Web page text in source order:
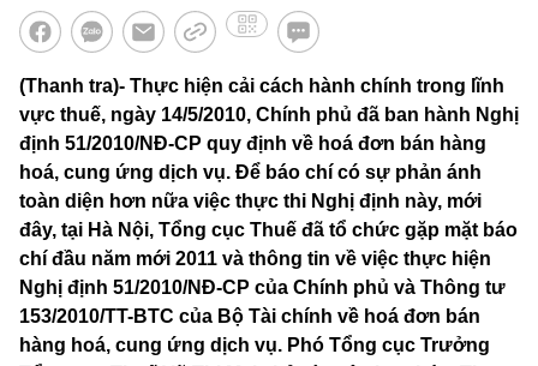
(Thanh tra)- Thực hiện cải cách hành chính trong lĩnh
vực thuế, ngày 14/5/2010, Chính phủ đã ban hành Nghị
định 51/2010/NĐ-CP quy định về hoá đơn bán hàng
hoá, cung ứng dịch vụ. Để báo chí có sự phản ánh
toàn diện hơn nữa việc thực thi Nghị định này, mới
đây, tại Hà Nội, Tổng cục Thuế đã tổ chức gặp mặt báo
chí đầu năm mới 2011 và thông tin về việc thực hiện
Nghị định 51/2010/NĐ-CP của Chính phủ và Thông tư
153/2010/TT-BTC của Bộ Tài chính về hoá đơn bán
hàng hoá, cung ứng dịch vụ. Phó Tổng cục Trưởng